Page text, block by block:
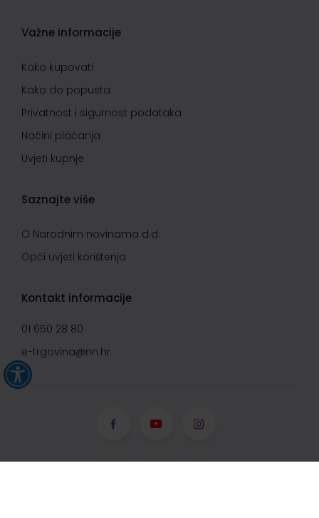
Važne informacije
Kako kupovati
Kako do popusta
Privatnost i sigurnost podataka
Načini plaćanja
Uvjeti kupnje
Saznajte više
O Narodnim novinama d.d.
Opći uvjeti korištenja
Kontakt informacije
01 650 28 80
e-trgovina@nn.hr